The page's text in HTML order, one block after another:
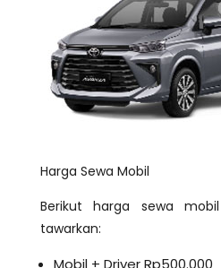
Harga Sewa Mobil
Berikut harga sewa
tawarkan:
Mobil + Driver Rp500.000